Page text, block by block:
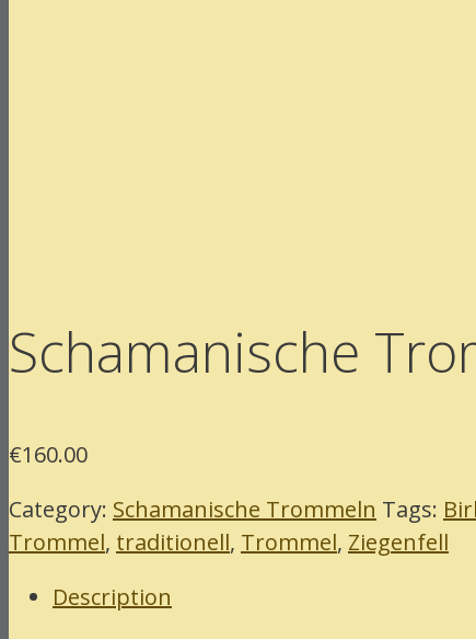
Schamanische
€160.00
Category: Schamanische Trommeln Tags:
Trommel, traditionell, Trommel, Ziegenfell
Description